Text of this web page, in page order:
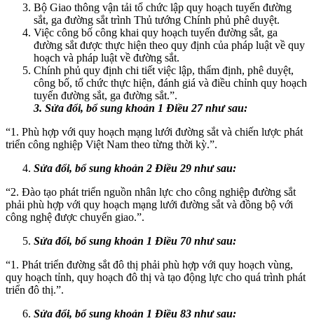
Bộ Giao thông vận tải tổ chức lập quy hoạch tuyến đường
sắt, ga đường sắt trình Thủ tướng Chính phủ phê duyệt.
Việc công bố công khai quy hoạch tuyến đường sắt, ga
đường sắt được thực hiện theo quy định của pháp luật về quy
hoạch và pháp luật về đường sắt.
Chính phủ quy định chi tiết việc lập, thẩm định, phê duyệt,
công bố, tổ chức thực hiện, đánh giá và điều chỉnh quy hoạch
tuyến đường sắt, ga đường sắt.”.
3. Sửa đổi, bổ sung khoản 1 Điều 27 như sau:
“1. Phù hợp với quy hoạch mạng lưới đường sắt và chiến lược phát
triển công nghiệp Việt Nam theo từng thời kỳ.”.
Sửa đổi, bổ sung khoản 2 Điều 29 như sau:
“2. Đào tạo phát triển nguồn nhân lực cho công nghiệp đường sắt
phải phù hợp với quy hoạch mạng lưới đường sắt và đồng bộ với
công nghệ được chuyển giao.”.
Sửa đổi, bổ sung khoản 1 Điều 70 như sau:
“1. Phát triển đường sắt đô thị phải phù hợp với quy hoạch vùng,
quy hoạch tỉnh, quy hoạch đô thị và tạo động lực cho quá trình phát
triển đô thị.”.
Sửa đổi, bổ sung khoản 1 Điều 83 như sau: